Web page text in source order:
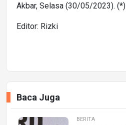
Akbar, Selasa (30/05/2023). (*)
Editor: Rizki
Baca Juga
BERITA